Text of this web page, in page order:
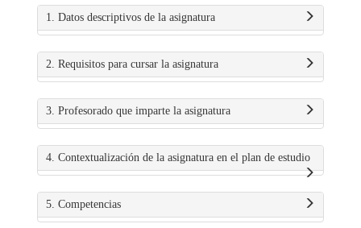
1. Datos descriptivos de la asignatura
2. Requisitos para cursar la asignatura
3. Profesorado que imparte la asignatura
4. Contextualización de la asignatura en el plan de estudio
5. Competencias